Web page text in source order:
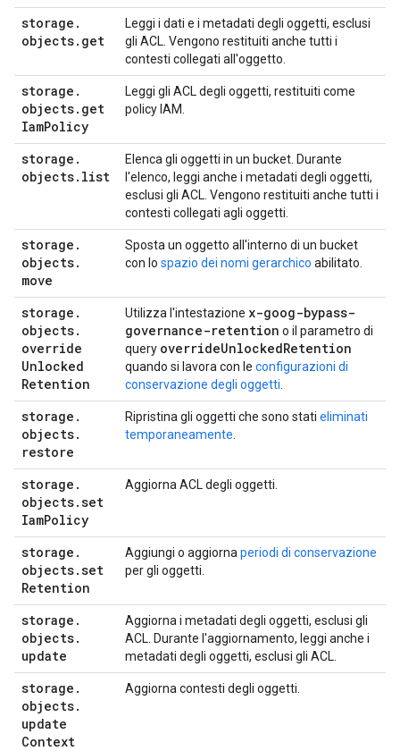
storage .
objects. get
Leggi i dati e i metadati degli oggetti, esclusi
gli ACL. Vengono restituiti anche tutti i
contesti collegati all'oggetto.
storage .
objects. get
IamPolicy
Leggi gli ACL degli oggetti, restituiti come
policy IAM.
storage .
objects. list
Elenca gli oggetti in un bucket. Durante
l'elenco, leggi anche i metadati degli oggetti,
esclusi gli ACL. Vengono restituiti anche tutti i
contesti collegati agli oggetti.
storage .
objects.
move
Sposta un oggetto all'interno di un bucket
con lo spazio dei nomi gerarchico abilitato.
storage .
objects.
override
Unlocked
Retention
Utilizza l'intestazione x-goog-bypass-
governance-retention o il parametro di
query overrideUnlockedRetention
quando si lavora con le configurazioni di
conservazione degli oggetti
storage .
objects.
restore
Ripristina gli oggetti che sono stati eliminati
temporaneamente
storage .
objects.set
IamPolicy
Aggiorna ACL degli oggetti.
storage .
objects.set
Retention
Aggiungi o aggiorna periodi di conservazione
per gli oggetti.
storage .
objects.
update
Aggiorna i metadati degli oggetti, esclusi gli
ACL. Durante l'aggiornamento, leggi anche i
metadati degli oggetti, esclusi gli ACL.
storage .
objects.
update
Context
Aggiorna contesti degli oggetti.